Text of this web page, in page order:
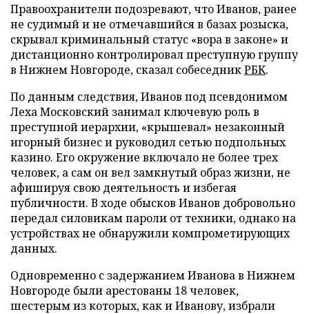
Правоохранители подозревают, что Иванов, ранее
не судимый и не отмечавшийся в базах розыска,
скрывал криминальный статус «вора в законе» и
дистанционно контролировал преступную группу
в Нижнем Новгороде, сказал собеседникРБК.
По данным следствия, Иванов под псевдонимом
Леха Московский занимал ключевую роль в
преступной иерархии, «крышевал» незаконный
игорный бизнес и руководил сетью подпольных
казино. Его окружение включало не более трех
человек, а сам он вел замкнутый образ жизни, не
афишируя свою деятельность и избегая
публичности. В ходе обысков Иванов добровольно
передал силовикам пароли от техники, однако на
устройствах не обнаружили компрометирующих
данных.
Одновременно с задержанием Иванова в Нижнем
Новгороде были арестованы 18 человек,
шестерым из которых, как и Иванову, избрали